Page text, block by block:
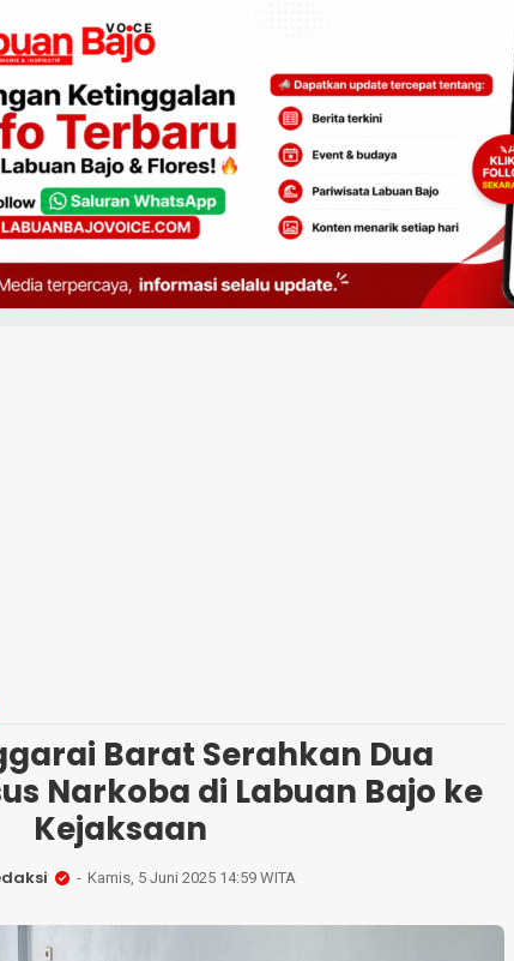
Barat Serahkan Dua
Narkoba di Labuan Bajo ke
Kejaksaan
Kamis, 5 Juni 2025 14:59 WITA